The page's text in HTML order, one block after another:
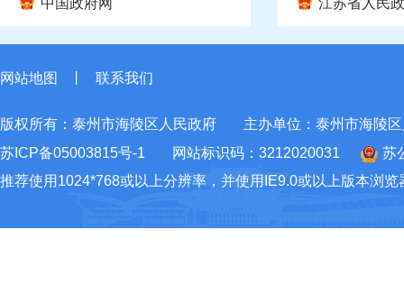
中国政府网 江苏省人民
网站地图 联系我们
版权所有：泰州市海陵区人民政府
主办单位：泰州市海陵
苏ICP备05003815号-1
网站标识码：3212020031
苏
推荐使用1024*768或以上分辨率，并使用IE9.0或以上版本浏览